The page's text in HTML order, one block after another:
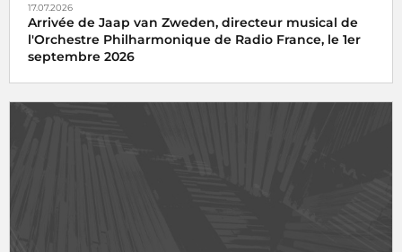
17.07.2026
Arrivée de Jaap van Zweden, directeur musical de
l'Orchestre Philharmonique de Radio France, le 1er
septembre 2026